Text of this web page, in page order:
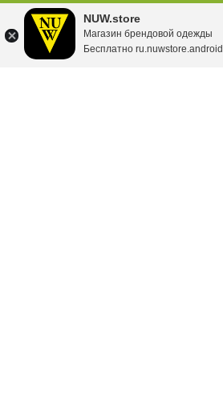
NUW.store
Магазин брендовой одежды
Бесплатно ru.nuwstore.android